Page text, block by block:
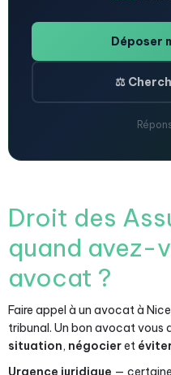
Déposer
⚖️
Droit des
quand avez-
avocat ?
Faire appel à un avocat à
tribunal. Un bon avocat vous
situation, négocieret
Urgence juridique —